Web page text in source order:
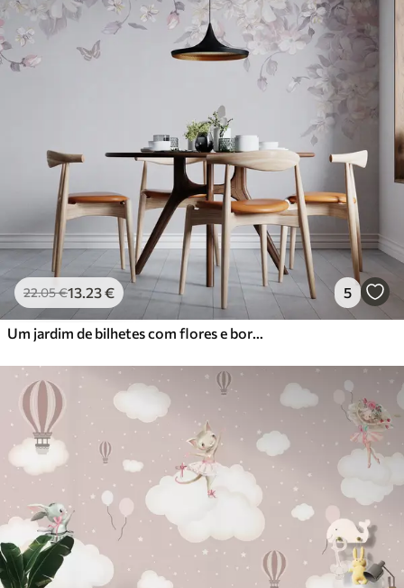
22.05€13.23€ 5
Um jardim de bilhetes com flores e borboletas